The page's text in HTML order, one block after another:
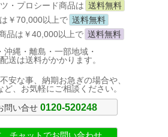
・プロシード商品は 送料無料
￥70,000以上で 送料無料
品は￥40,000以上で 送料無料
沖縄・離島・一部地域・
送は送料がかかります。
安な事、納期お急ぎの場合や、
、お気軽にご相談ください。
問い合せ 0120-520248